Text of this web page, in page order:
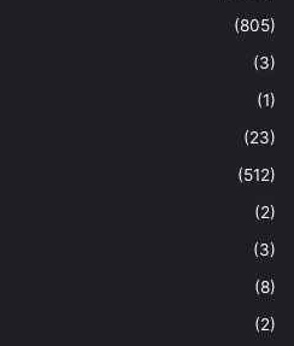
(805)
(3)
(1)
(23)
(512)
(2)
(3)
(8)
(2)